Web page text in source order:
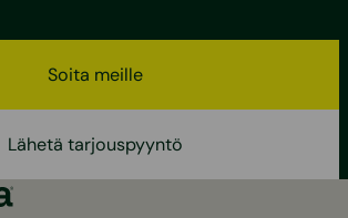
Soita meille
Lähetä tarjouspyyntö